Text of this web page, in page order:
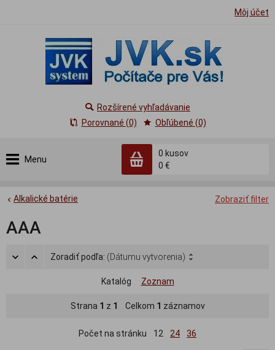
Môj účet
Menu
0 kusov
0 €
Rozšírené vyhľadávanie
Porovnané (0)
Obľúbené (0)
Zobraziť filter
Alkalické batérie
AAA
Zoradiť podľa: (Dátumu vytvorenia)
Katalóg Zoznam
Strana 1 z 1 Celkom 1 záznamov
Počet na stránku 12 24 36